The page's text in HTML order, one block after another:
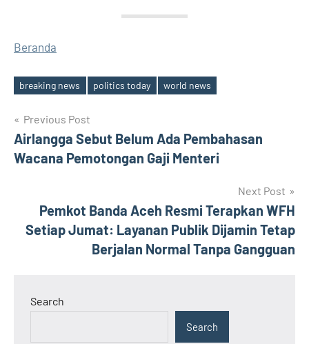
Beranda
Tags
breaking news politics today world news
Post
navigation
Previous Post
Airlangga Sebut Belum Ada Pembahasan
Wacana Pemotongan Gaji Menteri
Next Post
Pemkot Banda Aceh Resmi Terapkan WFH
Setiap Jumat: Layanan Publik Dijamin Tetap
Berjalan Normal Tanpa Gangguan
Search
Search